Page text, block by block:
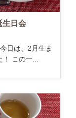
生日会
日は、2月生ま
！ この一...